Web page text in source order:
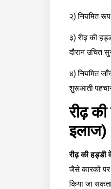
२) नियमित
३) रीढ़ की
दौरान उचित
४) नियमित
शुरूआती
रीढ़
इलाज)
रीढ़ की
जैसे कारकों पर
किया जा